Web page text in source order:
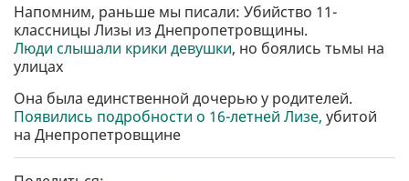
Напомним, раньше мы писали: Убийство 11-
классницы Лизы из Днепропетровщины.
Люди слышали крики девушки, но боялись тьмы на
улицах
Она была единственной дочерью у родителей.
Появились подробности о 16-летней Лизе, убитой
на Днепропетровщине